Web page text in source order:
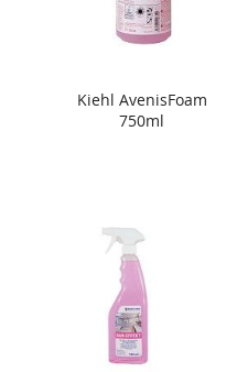
Kiehl AvenisFoam
750ml